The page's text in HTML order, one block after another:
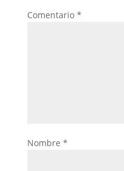
Comentario *
Nombre *